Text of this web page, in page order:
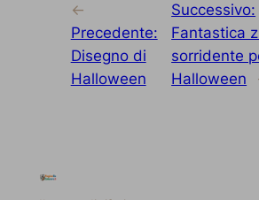
←
Precedente:
Disegno di
Halloween
Successivo:
Fantastica
sorridente
Halloween